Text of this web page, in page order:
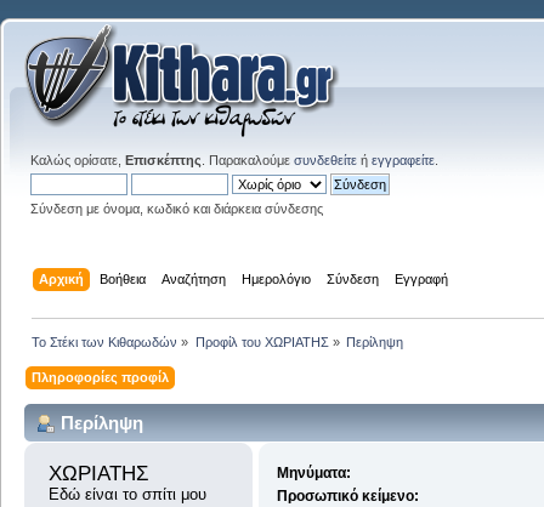
Καλώς ορίσατε, Επισκέπτης . Παρακαλούμε συνδεθείτε ή εγγραφείτε
Σύνδεση με όνομα, κωδικό και διάρκεια σύνδεσης
Αρχική Βοήθεια Αναζήτηση Ημερολόγιο Σύνδεση Εγγραφή
Το Στέκι των Κιθαρωδών » Προφίλ του ΧΩΡΙΑΤΗΣ » Περίληψη
Πληροφορίες προφίλ
Περίληψη
ΧΩΡΙΑΤΗΣ
Εδώ είναι το σπίτι μου
Μηνύματα:
Προσωπικό κείμενο: